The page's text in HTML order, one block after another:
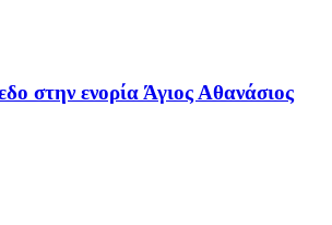
στην ενορία Άγιος Αθανάσιος